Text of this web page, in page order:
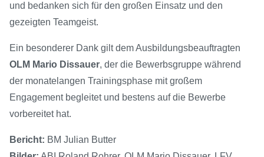
und bedanken sich für den großen Einsatz und den
gezeigten Teamgeist.
Ein besonderer Dank gilt dem Ausbildungsbeauftragten
OLM Mario Dissauer, der die Bewerbsgruppe während
der monatelangen Trainingsphase mit großem
Engagement begleitet und bestens auf die Bewerbe
vorbereitet hat.
Bericht: BM Julian Butter